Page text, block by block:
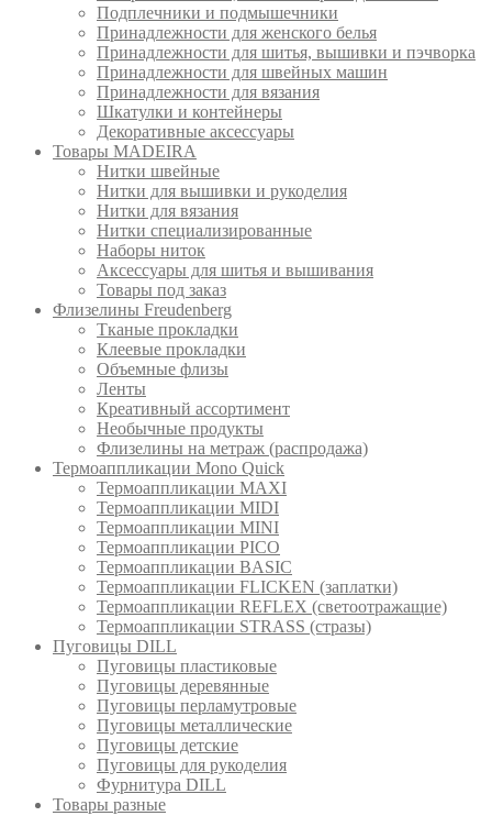
Подплечники и подмышечники
Принадлежности для женского белья
Принадлежности для шитья, вышивки и пэчворка
Принадлежности для швейных машин
Принадлежности для вязания
Шкатулки и контейнеры
Декоративные аксессуары
Товары MADEIRA
Нитки швейные
Нитки для вышивки и рукоделия
Нитки для вязания
Нитки специализированные
Наборы ниток
Аксессуары для шитья и вышивания
Товары под заказ
Флизелины Freudenberg
Тканые прокладки
Клеевые прокладки
Объемные флизы
Ленты
Креативный ассортимент
Необычные продукты
Флизелины на метраж (распродажа)
Термоаппликации Mono Quick
Термоаппликации MAXI
Термоаппликации MIDI
Термоаппликации MINI
Термоаппликации PICO
Термоаппликации BASIC
Термоаппликации FLICKEN (заплатки)
Термоаппликации REFLEX (светоотражащие)
Термоаппликации STRASS (стразы)
Пуговицы DILL
Пуговицы пластиковые
Пуговицы деревянные
Пуговицы перламутровые
Пуговицы металлические
Пуговицы детские
Пуговицы для рукоделия
Фурнитура DILL
Товары разные